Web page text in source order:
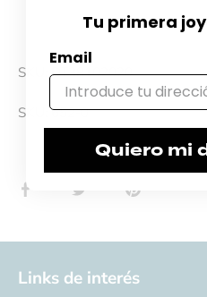
SKU: DT38102020
SKU:652-0
CompartirTuitearHacer
Links de interés
Tu primera
Email
Quiero mi